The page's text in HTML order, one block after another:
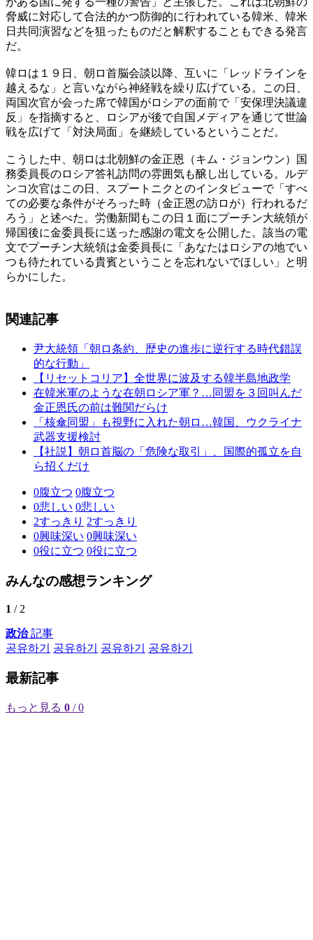
脅威に対応して合法的かつ防御的に行われている韓米、韓米
日共同演習などを狙ったものだと解釈することもできる発言
だ。
韓ロは１９日、朝ロ首脳会談以降、互いに「レッドラインを
越えるな」と言いながら神経戦を繰り広げている。この日、
両国次官が会った席で韓国がロシアの面前で「安保理決議違
反」を指摘すると、ロシアが後で自国メディアを通じて世論
戦を広げて「対決局面」を継続しているということだ。
こうした中、朝ロは北朝鮮の金正恩（キム・ジョンウン）国
務委員長のロシア答礼訪問の雰囲気も醸し出している。ルデ
ンコ次官はこの日、スプートニクとのインタビューで「すべ
ての必要な条件がそろった時（金正恩の訪ロが）行われるだ
ろう」と述べた。労働新聞もこの日１面にプーチン大統領が
帰国後に金委員長に送った感謝の電文を公開した。該当の電
文でプーチン大統領は金委員長に「あなたはロシアの地でい
つも待たれている貴賓ということを忘れないでほしい」と明
らかにした。
関連記事
尹大統領「朝ロ条約、歴史の進歩に逆行する時代錯誤
的な行動」
【リセットコリア】全世界に波及する韓半島地政学
在韓米軍のような在朝ロシア軍？…同盟を３回叫んだ
金正恩氏の前は難関だらけ
「核傘同盟」も視野に入れた朝ロ…韓国、ウクライナ
武器支援検討
【社説】朝ロ首脳の「危険な取引」、国際的孤立を自
ら招くだけ
0腹立つ 0腹立つ
0悲しい 0悲しい
2すっきり 2すっきり
0興味深い 0興味深い
0役に立つ 0役に立つ
みんなの感想ランキング
1 / 2
政治記事
공유하기
공유하기 공유하기 공유하기
最新記事
もっと見る 0 / 0